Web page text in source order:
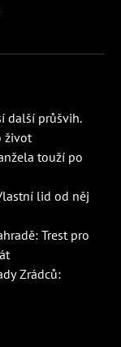
další průšvih.
život
touží po
lid od něj
Trest pro
Zrádců: